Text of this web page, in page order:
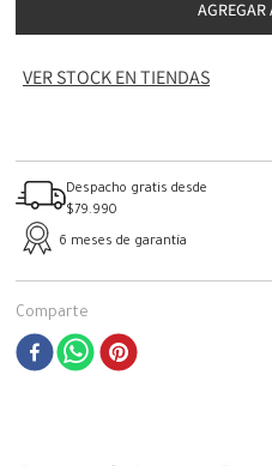
AGREGAR
VER STOCK EN TIENDAS
Despacho gratis desde
$79.990
6 meses de garantía
Comparte